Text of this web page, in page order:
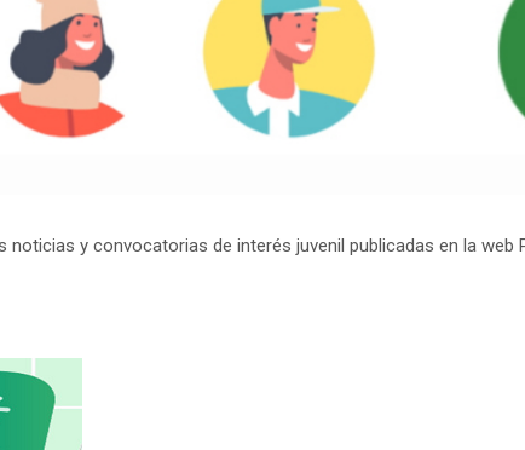
y convocatorias de interés juvenil publicadas en la web